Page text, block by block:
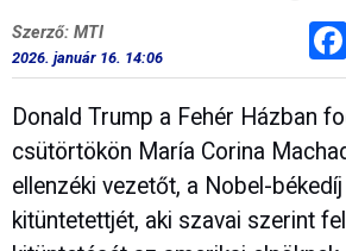
Szerző: MTI
2026. január 16. 14:06
Donald Trump a Fehér Házban
csütörtökön María Corina
ellenzéki vezetőt, a Nobel-
kitüntetettjét, aki szavai szerint